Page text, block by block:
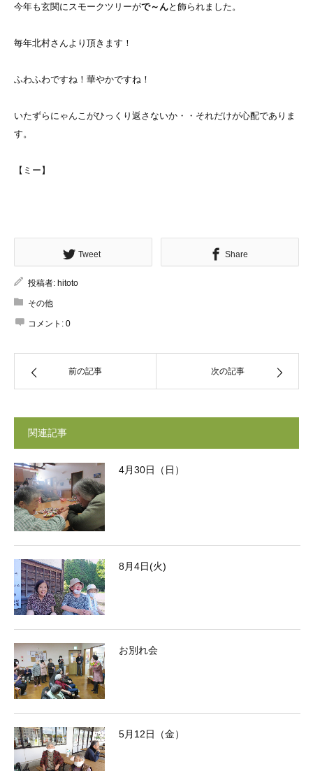
今年も玄関にスモークツリーがで～んと飾られました。
毎年北村さんより頂きます！
ふわふわですね！華やかですね！
いたずらにゃんこがひっくり返さないか・・それだけが心配でありま
す。
【ミー】
Tweet Share
投稿者: hitoto
その他
コメント: 0
前の記事 次の記事
関連記事
4月30日（日）
8月4日(火)
お別れ会
5月12日（金）